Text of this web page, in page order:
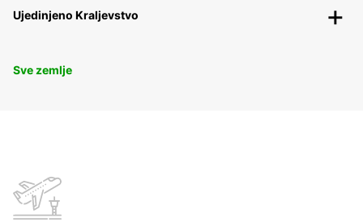
Ujedinjeno Kraljevstvo
Sve zemlje